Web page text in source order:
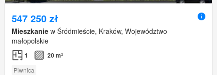
547 250 zł
Mieszkanie w Śródmieście, Kraków, Województwo
małopolskie
1 20 m²
Piwnica